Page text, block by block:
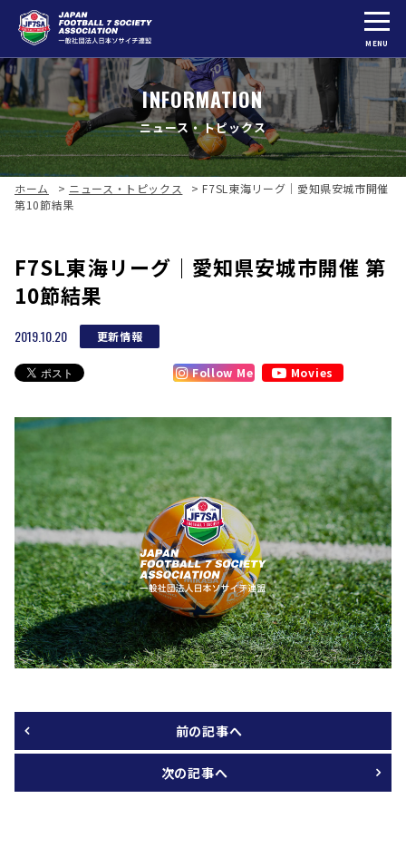
MENU
INFORMATION
ニュース・トピックス
ホーム > ニュース・トピックス >F7SL東海リーグ｜愛知県安城市開催
第10節結果
F7SL東海リーグ｜愛知県安城市開催 第
10節結果
2019.10.20 更新情報
Follow Me Movies
前の記事へ
次の記事へ